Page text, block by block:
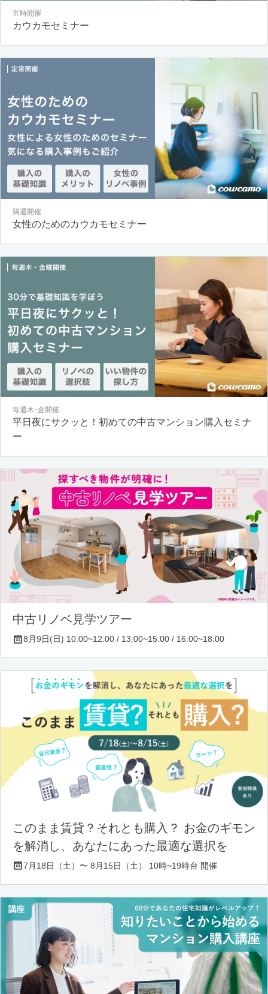
常時開催
カウカモセミナー
隔週開催
女性のためのカウカモセミナー
毎週木･金開催
平日夜にサクッと！初めての中古マンション購入セミナ
ー
中古リノベ見学ツアー
8月9日(日) 10:00~12:00 / 13:00~15:00 / 16:00~18:00
このまま賃貸？それとも購入？ お金のギモン
を解消し、あなたにあった最適な選択を
7月18日（土）〜 8月15日（土） 10時~19時台 開催